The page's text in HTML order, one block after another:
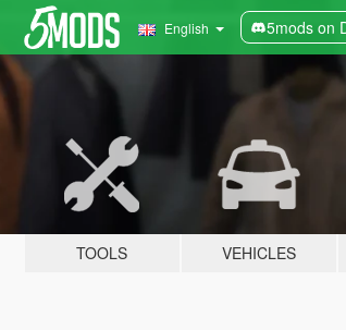
English 5mods on
TOOLS VEHICLES